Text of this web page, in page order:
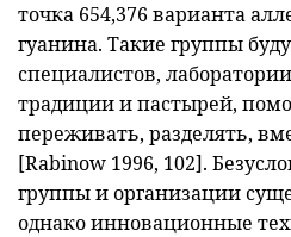
точка 654,376 варианта
гуанина. Такие группы
специалистов,
традиции и пастырей,
переживать, разделять,
[Rabinow 1996, 102].
группы и организации
однако инновационные